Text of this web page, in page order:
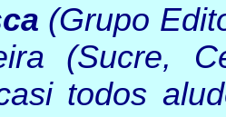
(Grupo
(Sucre,
todos